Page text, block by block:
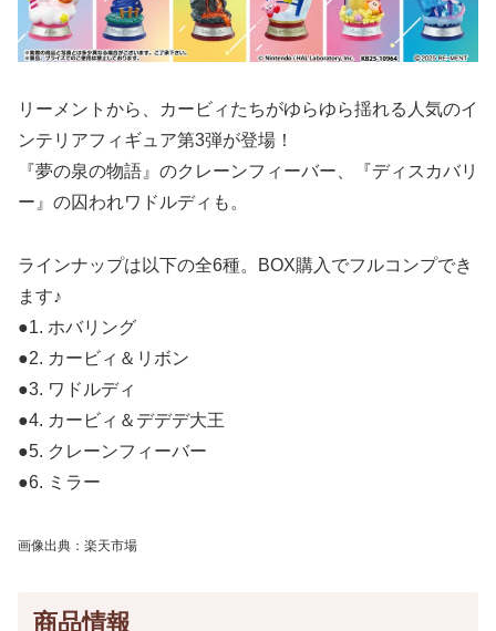
リーメントから、カービィたちがゆらゆら揺れる人気のイ
ンテリアフィギュア第3弾が登場！
『夢の泉の物語』のクレーンフィーバー、『ディスカバリ
ー』の囚われワドルディも。
ラインナップは以下の全6種。BOX購入でフルコンプでき
ます♪
●1. ホバリング
●2. カービィ＆リボン
●3. ワドルディ
●4. カービィ＆デデデ大王
●5. クレーンフィーバー
●6. ミラー
画像出典：楽天市場
商品情報